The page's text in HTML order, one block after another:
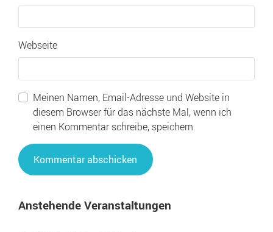
Webseite
Meinen Namen, Email-Adresse und Website in
diesem Browser für das nächste Mal, wenn ich
einen Kommentar schreibe, speichern.
Anstehende Veranstaltungen